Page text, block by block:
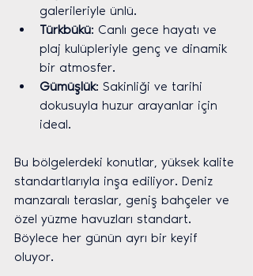
galerileriyle ünlü.
Türkbükü: Canlı gece hayatı ve
plaj kulüpleriyle genç ve dinamik
bir atmosfer.
Gümüşlük: Sakinliği ve tarihi
dokusuyla huzur arayanlar için
ideal.
Bu bölgelerdeki konutlar, yüksek kalite
standartlarıyla inşa ediliyor. Deniz
manzaralı teraslar, geniş bahçeler ve
özel yüzme havuzları standart.
Böylece her günün ayrı bir keyif
oluyor.